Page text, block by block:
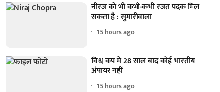
नीरज को भी कभी-कभी रजत पदक मिल
सकता है : सुमारीवाला
15 hours ago
विश्व कप में 28 साल बाद कोई भारतीय
अंपायर नहीं
15 hours ago